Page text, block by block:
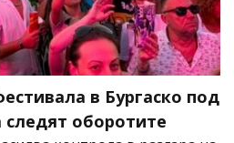
в Бургаско под
следят оборотите